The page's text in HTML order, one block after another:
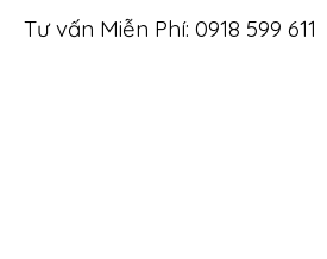
Tư vấn Miễn Phí: 0918 599 611